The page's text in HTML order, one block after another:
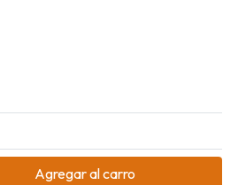
Agregaral carro